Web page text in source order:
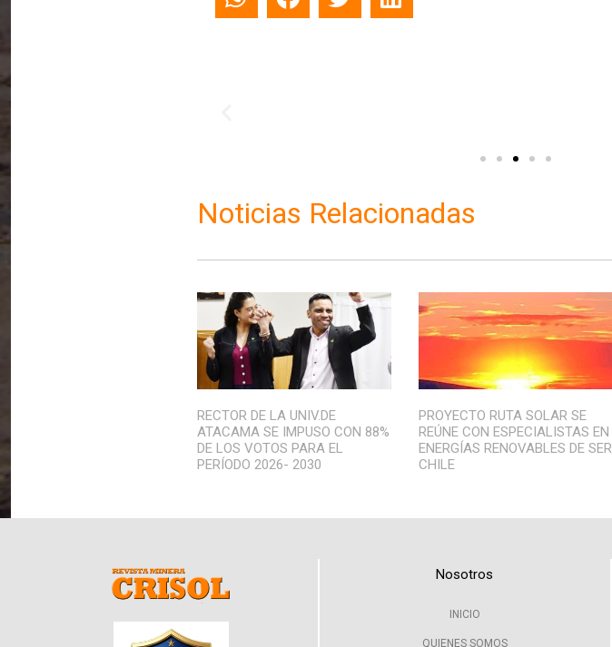
Noticias Relacionadas
RECTOR DE LA UNIV.DE
ATACAMA SE IMPUSO CON 88%
DE LOS VOTOS PARA EL
PERÍODO 2026- 2030
PROYECTO RUTA SOLAR SE
REÚNE CON ESPECIALISTAS EN
ENERGÍAS RENOVABLES DE SER
CHILE
Nosotros
INICIO
QUIENES SOMOS